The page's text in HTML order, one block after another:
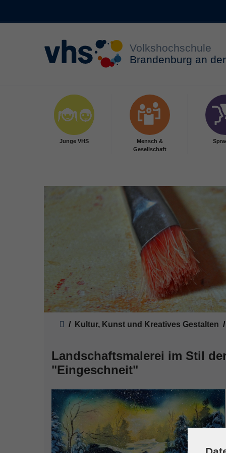
Junge VHS
Mensch &
Gesellschaft
Kultur, Kunst und Kreatives Gestalten
Landschaftsmalerei im Stil
"Eingeschneit"